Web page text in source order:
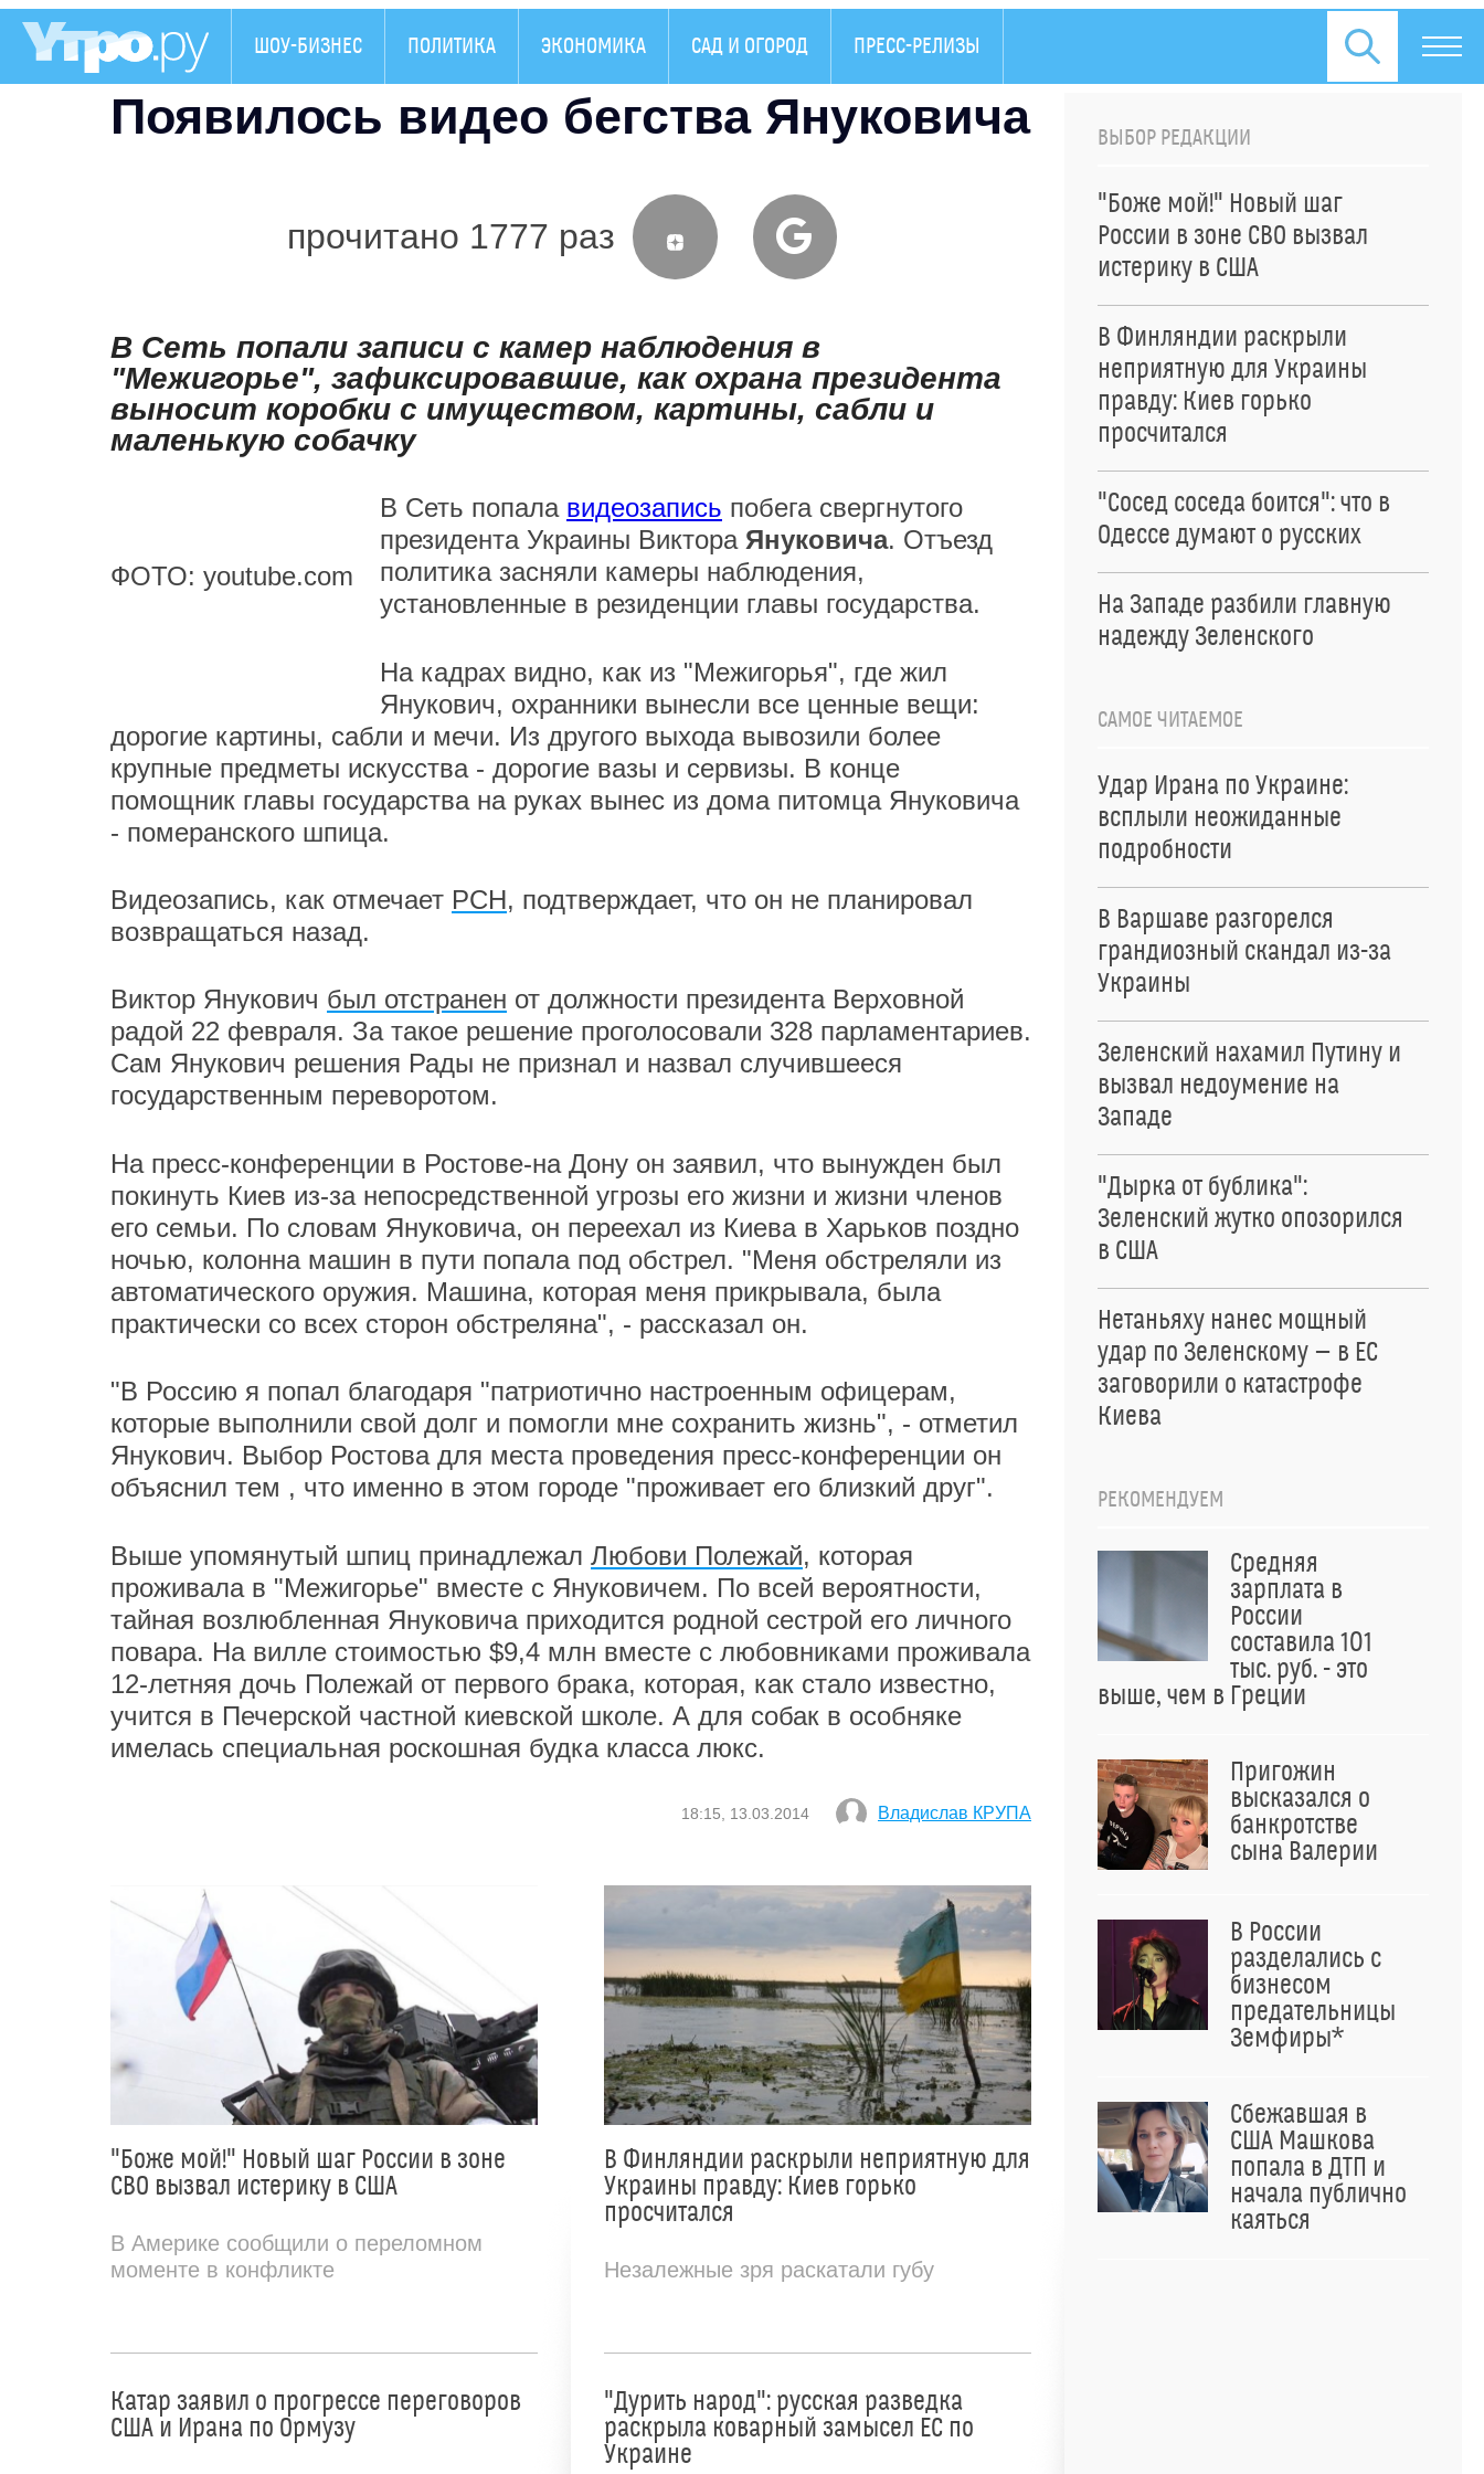
ШОУ-БИЗНЕС ПОЛИТИКА ЭКОНОМИКА САД И ОГОРОД ПРЕСС-РЕЛИЗЫ
Появилось видео бегства Януковича
прочитано 1777 раз
В Сеть попали записи с камер наблюдения в
"Межигорье", зафиксировавшие, как охрана президента
выносит коробки с имуществом, картины, сабли и
маленькую собачку
ФОТО: youtube.com
В Сеть попала видеозапись побега свергнутого
президента Украины Виктора Януковича. Отъезд
политика засняли камеры наблюдения,
установленные в резиденции главы государства.
На кадрах видно, как из "Межигорья", где жил
Янукович, охранники вынесли все ценные вещи:
дорогие картины, сабли и мечи. Из другого выхода вывозили более
крупные предметы искусства - дорогие вазы и сервизы. В конце
помощник главы государства на руках вынес из дома питомца Януковича
- померанского шпица.
Видеозапись, как отмечает РСН, подтверждает, что он не планировал
возвращаться назад.
Виктор Янукович был отстранен от должности президента Верховной
радой 22 февраля. За такое решение проголосовали 328 парламентариев.
Сам Янукович решения Рады не признал и назвал случившееся
государственным переворотом.
На пресс-конференции в Ростове-на Дону он заявил, что вынужден был
покинуть Киев из-за непосредственной угрозы его жизни и жизни членов
его семьи. По словам Януковича, он переехал из Киева в Харьков поздно
ночью, колонна машин в пути попала под обстрел. "Меня обстреляли из
автоматического оружия. Машина, которая меня прикрывала, была
практически со всех сторон обстреляна", - рассказал он.
"В Россию я попал благодаря "патриотично настроенным офицерам,
которые выполнили свой долг и помогли мне сохранить жизнь", - отметил
Янукович. Выбор Ростова для места проведения пресс-конференции он
объяснил тем , что именно в этом городе "проживает его близкий друг".
Выше упомянутый шпиц принадлежал Любови Полежай, которая
проживала в "Межигорье" вместе с Януковичем. По всей вероятности,
тайная возлюбленная Януковича приходится родной сестрой его личного
повара. На вилле стоимостью $9,4 млн вместе с любовниками проживала
12-летняя дочь Полежай от первого брака, которая, как стало известно,
учится в Печерской частной киевской школе. А для собак в особняке
имелась специальная роскошная будка класса люкс.
18:15, 13.03.2014 Владислав КРУПА
"Боже мой!" Новый шаг России в зоне
СВО вызвал истерику в США
В Америке сообщили о переломном
моменте в конфликте
Катар заявил о прогрессе переговоров
США и Ирана по Ормузу
В Финляндии раскрыли неприятную для
Украины правду: Киев горько
просчитался
Незалежные зря раскатали губу
"Дурить народ": русская разведка
раскрыла коварный замысел ЕС по
Украине
ВЫБОР РЕДАКЦИИ
"Боже мой!" Новый шаг
России в зоне СВО вызвал
истерику в США
В Финляндии раскрыли
неприятную для Украины
правду: Киев горько
просчитался
"Сосед соседа боится": что в
Одессе думают о русских
На Западе разбили главную
надежду Зеленского
САМОЕ ЧИТАЕМОЕ
Удар Ирана по Украине:
всплыли неожиданные
подробности
В Варшаве разгорелся
грандиозный скандал из-за
Украины
Зеленский нахамил Путину и
вызвал недоумение на
Западе
"Дырка от бублика":
Зеленский жутко опозорился
в США
Нетаньяху нанес мощный
удар по Зеленскому — в ЕС
заговорили о катастрофе
Киева
РЕКОМЕНДУЕМ
Средняя
зарплата в
России
составила 101
тыс. руб. - это
выше, чем в Греции
Пригожин
высказался о
банкротстве
сына Валерии
В России
разделались с
бизнесом
предательницы
Земфиры*
Сбежавшая в
США Машкова
попала в ДТП и
начала публично
каяться